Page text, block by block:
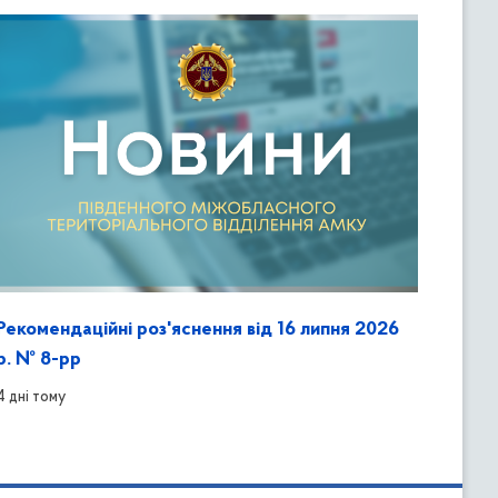
роз'яснення від 16 липня 2026
№ 8-рр
дні тому